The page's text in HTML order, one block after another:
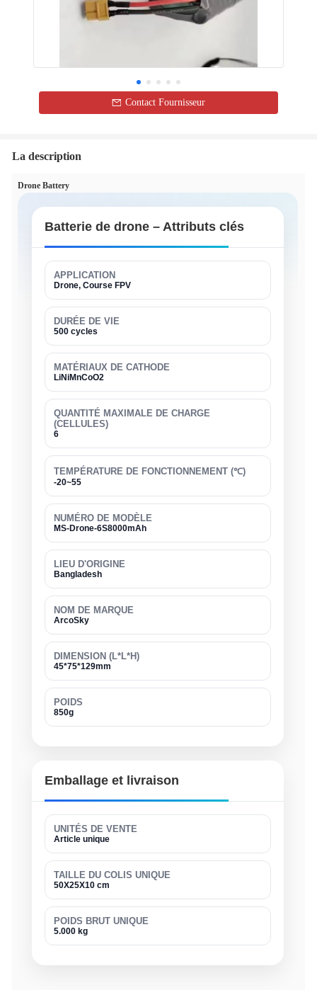
Contact Fournisseur
La description
Drone Battery
Batterie de drone – Attributs clés
APPLICATION
Drone, Course FPV
DURÉE DE VIE
500 cycles
MATÉRIAUX DE CATHODE
LiNiMnCoO2
QUANTITÉ MAXIMALE DE CHARGE
(CELLULES)
6
TEMPÉRATURE DE FONCTIONNEMENT (℃)
-20~55
NUMÉRO DE MODÈLE
MS-Drone-6S8000mAh
LIEU D'ORIGINE
Bangladesh
NOM DE MARQUE
ArcoSky
DIMENSION (L*L*H)
45*75*129mm
POIDS
850g
Emballage et livraison
UNITÉS DE VENTE
Article unique
TAILLE DU COLIS UNIQUE
50X25X10 cm
POIDS BRUT UNIQUE
5.000 kg